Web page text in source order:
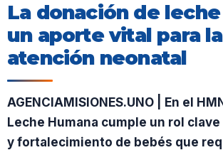
La donación de
un aporte vital para la
atención neonatal
AGENCIAMISIONES.UNO | En el
Leche Humana cumple un rol
y fortalecimiento de bebés que